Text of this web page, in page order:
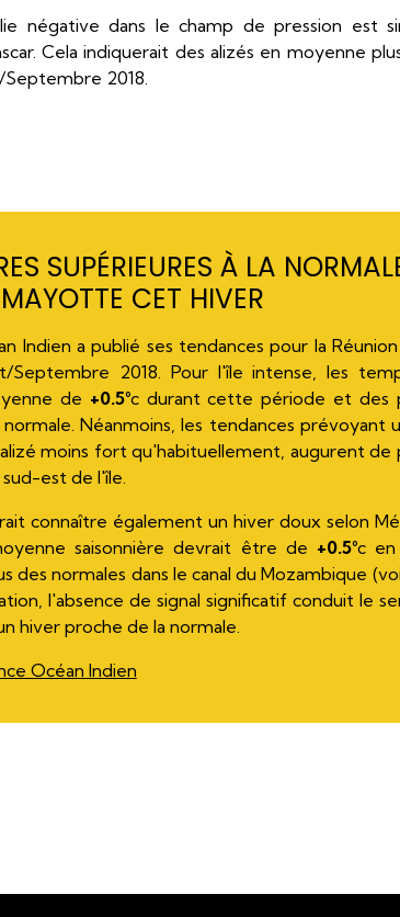
négative dans le champ de pression est
Cela indiquerait des alizés en moyenne
2018.
SUPÉRIEURES À LA
CET HIVER
Indien a publié ses tendances pour la
Septembre 2018. Pour l'île intense, les
de +0.5°c durant cette période et des
Néanmoins, les tendances prévoyant
moins fort qu'habituellement, augurent de
est de l'île.
connaître également un hiver doux selon
saisonnière devrait être de +0.5°c en
des normales dans le canal du Mozambique
l'absence de signal significatif conduit le
hiver proche de la normale.
Océan Indien